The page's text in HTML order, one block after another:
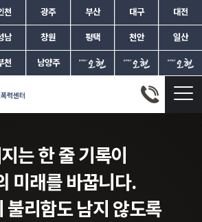
천 광주 부산 대구 대전
남 창원 평택 천안 일산
천 남양주
정을 아는 전문가들을
습니다.
재심·소년재판까지
현 학교폭력 드림팀
을 끝까지 지켜냅니다.
걸린 일입니다.
30년 간 법원에서 쌓아온 경험으로,
책임지고 지켜드리겠습니다.
는 한 줄 기록이
미래를 바꿉니다.
불리함도 남지 않도록